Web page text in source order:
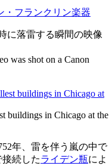
・フランクリン楽器
に落雷する瞬間の映像
was shot on a Canon
buildings in Chicago at the
年、雷を伴う嵐の中で
続したライデン瓶によ